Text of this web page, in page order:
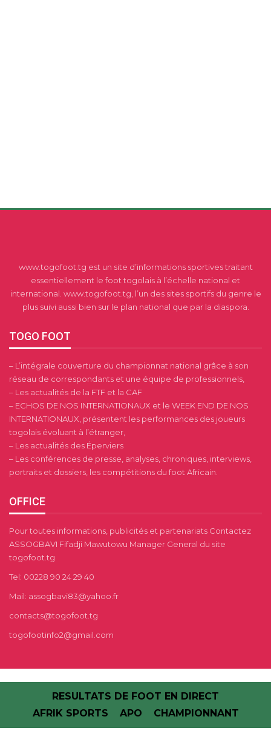
www.togofoot.tg est un site d’informations sportives traitant
essentiellement le foot togolais à l’échelle national et
international. www.togofoot.tg, l’un des sites sportifs du genre le
plus suivi aussi bien sur le plan national que par la diaspora.
TOGO FOOT
– L’intégrale couverture du championnat national grâce à son
réseau de correspondants et une équipe de professionnels,
– Les actualités de la FTF et la CAF
– ECHOS DE NOS INTERNATIONAUX et le WEEK END DE NOS
INTERNATIONAUX, présentent les performances des joueurs
togolais évoluant à l’étranger,
– Les actualités des Éperviers
– Les conférences de presse, analyses, chroniques, interviews,
portraits et dossiers, les compétitions du foot Africain.
OFFICE
Pour toutes informations, publicités et partenariats Contactez
ASSOGBAVI Fifadji Mawutowu Manager General du site
togofoot.tg
Tel: 00228 90 24 29 40
Mail: assogbavi83@yahoo.fr
contacts@togofoot.tg
togofootinfo2@gmail.com
RESULTATS DE FOOT EN DIRECT
AFRIK SPORTS
APO CHAMPIONNANT